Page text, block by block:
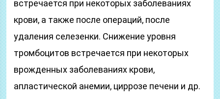
встречается при некоторых заболеваниях
крови, а также после операций, после
удаления селезенки. Снижение уровня
тромбоцитов встречается при некоторых
врожденных заболеваниях крови,
апластической анемии, циррозе печени и др.